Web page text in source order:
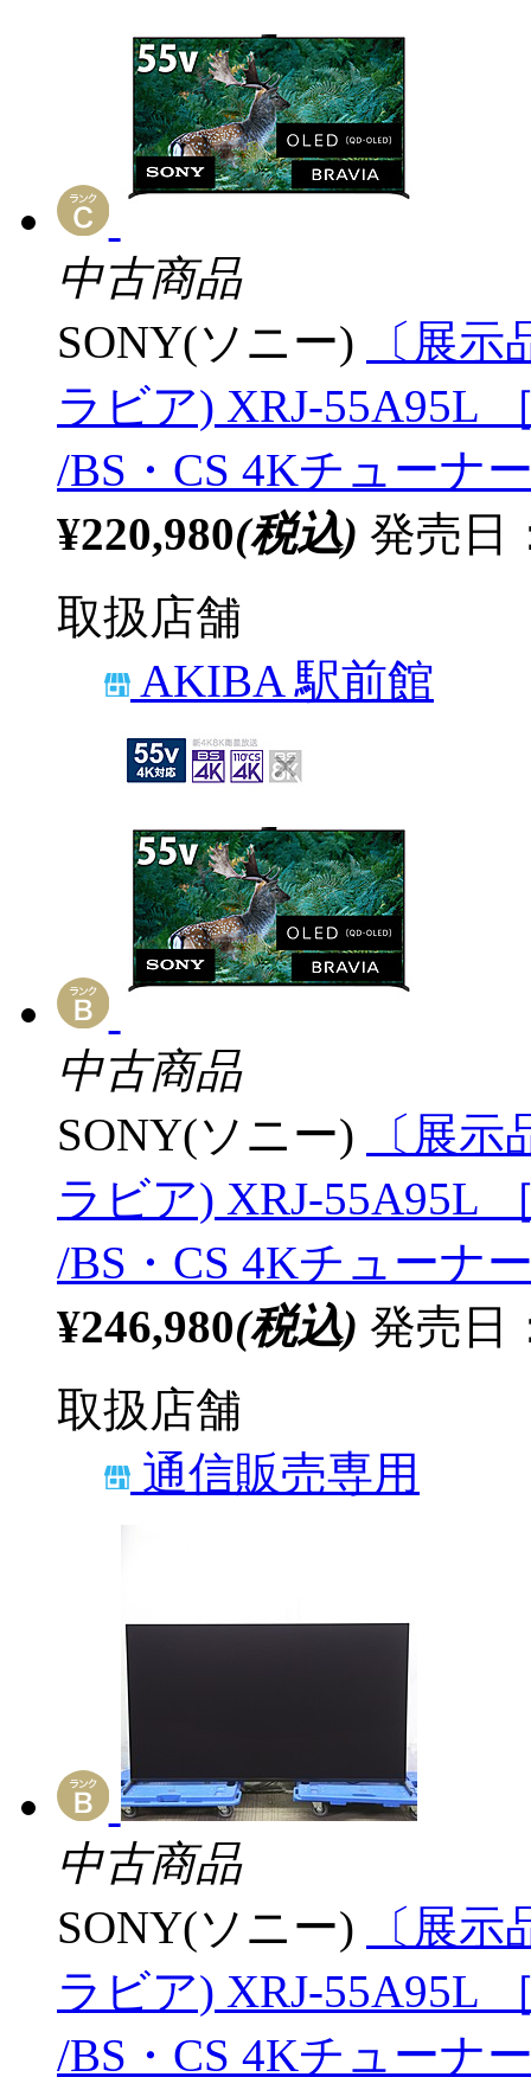
中古商品
SONY(ソニー)
〔展
ラビア) XRJ-55A95L
/BS・CS 4Kチューナ
¥220,980(税込) 発売日
取扱店舗
AKIBA 駅前館
中古商品
SONY(ソニー)
〔展
ラビア) XRJ-55A95L
/BS・CS 4Kチューナ
¥246,980(税込) 発売日
取扱店舗
通信販売専用
中古商品
SONY(ソニー)
〔展
ラビア) XRJ-55A95L
/BS・CS 4Kチューナ